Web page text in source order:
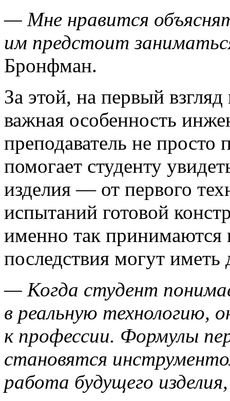
— Мне нравится
им предстоит
Бронфман.
За этой, на первый
важная особенность
преподаватель не просто
помогает студенту
изделия — от первого
испытаний готовой
именно так
последствия могут
— Когда студент
в реальную технологию,
к профессии. Формулы
становятся
работа будущего